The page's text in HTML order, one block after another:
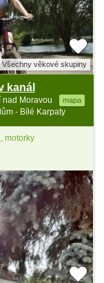
Všechny věkové skupiny
kanál
nad Moravou mapa
- Bílé Karpaty
motorky